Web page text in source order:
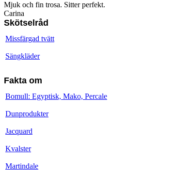
Mjuk och fin trosa. Sitter perfekt.
Carina
Skötselråd
Missfärgad tvätt
Sängkläder
Fakta om
Bomull: Egyptisk, Mako, Percale
Dunprodukter
Jacquard
Kvalster
Martindale